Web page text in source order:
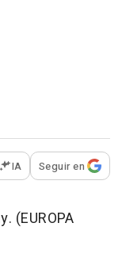
opciones para
IA Seguir en
(EUROPA